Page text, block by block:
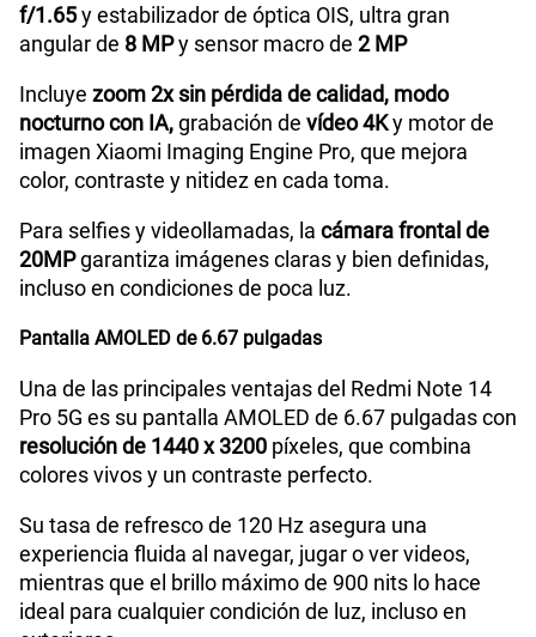
Lector de Huella
Carga rápida SI (120W)
VoLTE Sí
Compatibilidad con eSIM Sí
f/1.65y estabilizador de óptica OIS, ultra gran
angular de 8 MPy sensor macro de 2 MP
Incluye zoom 2x sin pérdida de calidad, modo
nocturno con IA,grabación de vídeo 4Ky motor de
imagen Xiaomi Imaging Engine Pro, que mejora
color, contraste y nitidez en cada toma.
Para selfies y videollamadas, la cámara frontal de
20MPgarantiza imágenes claras y bien definidas,
incluso en condiciones de poca luz.
Pantalla AMOLED de 6.67 pulgadas
Una de las principales ventajas del Redmi Note 14
Pro 5G es su pantalla AMOLED de 6.67 pulgadas con
resolución de 1440 x 3200 píxeles, que combina
colores vivos y un contraste perfecto.
Su tasa de refresco de 120 Hz asegura una
experiencia fluida al navegar, jugar o ver videos,
mientras que el brillo máximo de 900 nits lo hace
ideal para cualquier condición de luz, incluso en